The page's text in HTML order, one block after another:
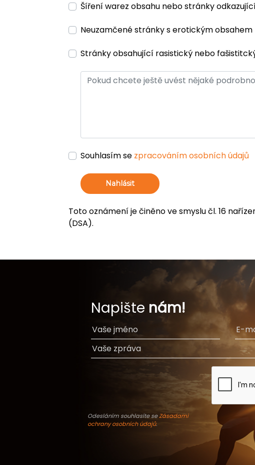
Šíření warez obsahu nebo stránky
Neuzamčené stránky s erotickým obsahem
Stránky obsahující rasistický nebo
Souhlasím se zpracováním osobních údajů
Nahlásit
Toto oznámení je činěno ve smyslu čl. 16
(DSA).
Napište nám!
Odesláním souhlasíte seZásadami
ochrany osobních údajů.